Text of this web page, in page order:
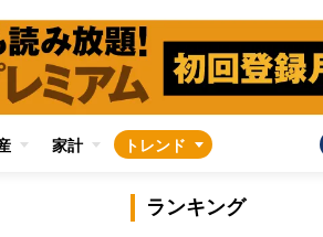
家計 トレンド
ランキング